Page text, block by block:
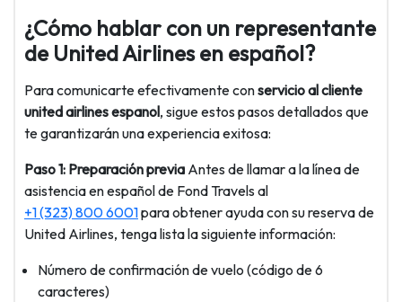
¿Cómo hablar con un representante
de United Airlines en español?
Para comunicarte efectivamente conservicio al cliente
united airlines espanol, sigue estos pasos detallados que
te garantizarán una experiencia exitosa:
Paso 1: Preparación previa Antes de llamar a la línea de
asistencia en español de Fond Travels al
+1 (323) 800 6001para obtener ayuda con su reserva de
United Airlines, tenga lista la siguiente información:
Número de confirmación de vuelo (código de 6
caracteres)